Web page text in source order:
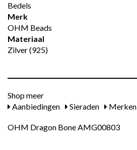
Bedels
Merk
OHM Beads
Materiaal
Zilver (925)
Shop meer
Aanbiedingen
Sieraden Merken
OHM Dragon Bone AMG00803